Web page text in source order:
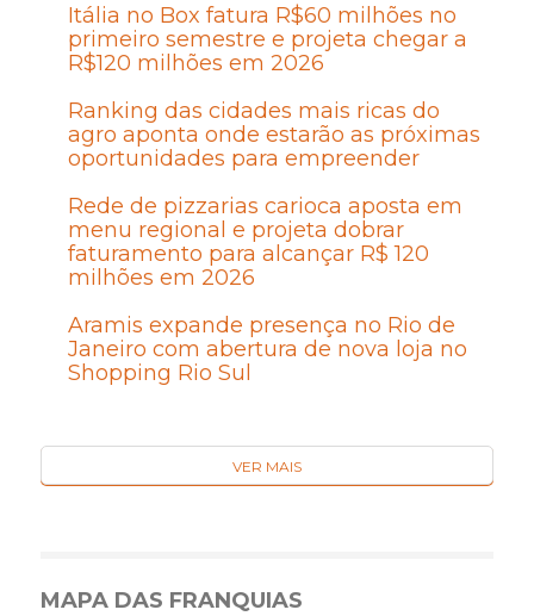
Itália no Box fatura R$60 milhões no
primeiro semestre e projeta chegar a
R$120 milhões em 2026
Ranking das cidades mais ricas do
agro aponta onde estarão as próximas
oportunidades para empreender
Rede de pizzarias carioca aposta em
menu regional e projeta dobrar
faturamento para alcançar R$ 120
milhões em 2026
Aramis expande presença no Rio de
Janeiro com abertura de nova loja no
Shopping Rio Sul
VER MAIS
MAPA DAS FRANQUIAS